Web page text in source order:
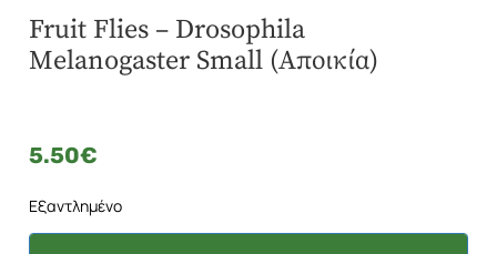
Fruit Flies – Drosophila
Melanogaster Small (Αποικία)
5.50€
Εξαντλημένο